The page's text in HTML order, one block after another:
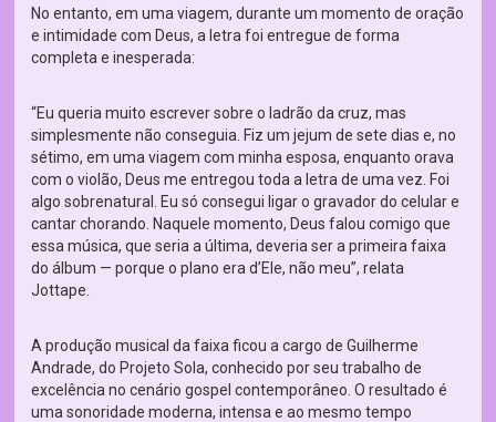
No entanto, em uma viagem, durante um momento de oração
e intimidade com Deus, a letra foi entregue de forma
completa e inesperada:
“Eu queria muito escrever sobre o ladrão da cruz, mas
simplesmente não conseguia. Fiz um jejum de sete dias e, no
sétimo, em uma viagem com minha esposa, enquanto orava
com o violão, Deus me entregou toda a letra de uma vez. Foi
algo sobrenatural. Eu só consegui ligar o gravador do celular e
cantar chorando. Naquele momento, Deus falou comigo que
essa música, que seria a última, deveria ser a primeira faixa
do álbum — porque o plano era d’Ele, não meu”, relata
Jottape.
A produção musical da faixa ficou a cargo de Guilherme
Andrade, do Projeto Sola, conhecido por seu trabalho de
excelência no cenário gospel contemporâneo. O resultado é
uma sonoridade moderna, intensa e ao mesmo tempo